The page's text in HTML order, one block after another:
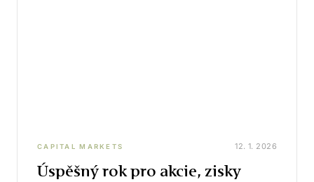
CAPITAL MARKETS 12. 1. 2026
Úspěšný rok pro akcie, zisky